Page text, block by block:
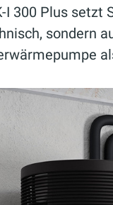
I 300 Plus setzt
sondern